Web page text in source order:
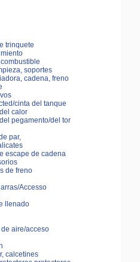
trinquete
soportes
cadena, freno
cinta del tanque
calor
pegamento/del tor
par,
escape de cadena
de freno
Accesso
llenado
aire/acceso
calcetines